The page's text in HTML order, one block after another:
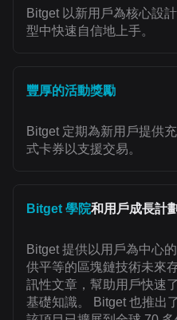
Bitget 以新用戶為核心設
型中快速自信地上手。
豐厚的活動獎勵
Bitget 定期為新用戶提供
式卡券以支援交易。
Bitget 學院和用戶成長計劃
Bitget 提供以用戶為中心
供平等的區塊鏈技術未來
訊性文章，幫助用戶快速
基礎知識。 Bitget 也推出